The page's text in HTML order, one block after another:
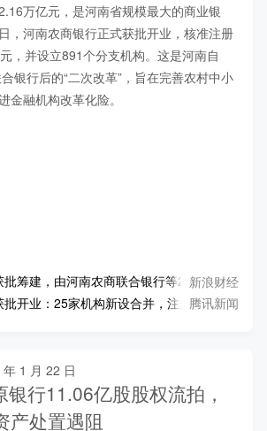
万亿元，是河南省规模最大的商业银
，河南农商银行正式获批开业，核准注册
，并设立891个分支机构。这是河南自
银行后的“二次改革”，旨在完善农村中小
金融机构改革化险。
筹建，由河南农商联合银行等25家法人机构
新浪财经
开业：25家机构新设合并，注册资本约292亿
腾讯新闻
1 月 22 日
银行11.06亿股股权流拍，
产处置遇阻